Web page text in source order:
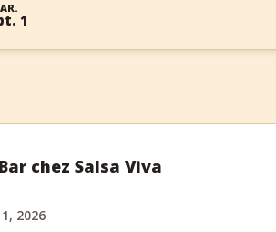
1
chez Salsa Viva
2026